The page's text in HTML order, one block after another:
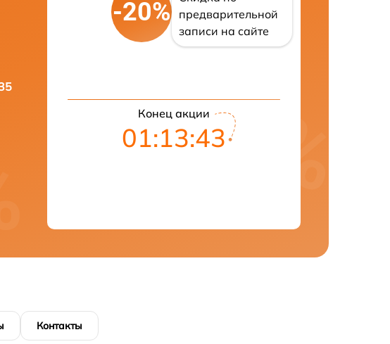
-20%
предварительной
записи на сайте
Конец акции
01:13:42
Контакты